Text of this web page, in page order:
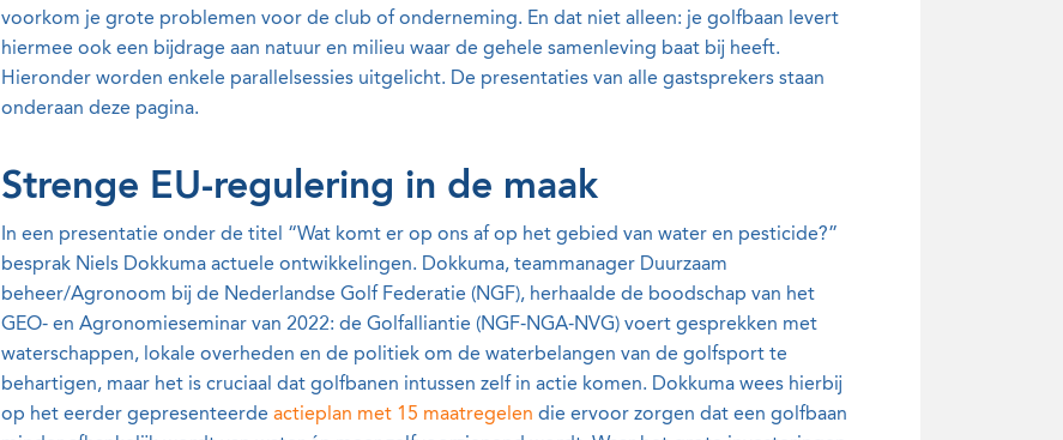
voorkom je grote problemen voor de club of onderneming. En dat niet alleen: je golfbaan levert
hiermee ook een bijdrage aan natuur en milieu waar de gehele samenleving baat bij heeft.
Hieronder worden enkele parallelsessies uitgelicht. De presentaties van alle gastsprekers staan
onderaan deze pagina.
Strenge EU-regulering in de maak
In een presentatie onder de titel “Wat komt er op ons af op het gebied van water en pesticide?”
besprak Niels Dokkuma actuele ontwikkelingen. Dokkuma, teammanager Duurzaam
beheer/Agronoom bij de Nederlandse Golf Federatie (NGF), herhaalde de boodschap van het
GEO- en Agronomieseminar van 2022: de Golfalliantie (NGF-NGA-NVG) voert gesprekken met
waterschappen, lokale overheden en de politiek om de waterbelangen van de golfsport te
behartigen, maar het is cruciaal dat golfbanen intussen zelf in actie komen. Dokkuma wees hierbij
op het eerder gepresenteerdeactieplan met 15 maatregelen die ervoor zorgen dat een golfbaan